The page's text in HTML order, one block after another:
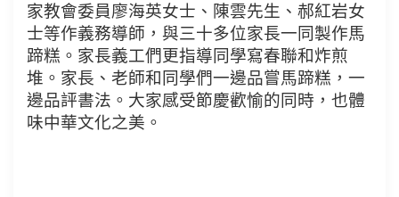
家教會委員廖海英女士、陳雲先生、郝紅岩女
士等作義務導師，與三十多位家長一同製作馬
蹄糕。家長義工們更指導同學寫春聯和炸煎
堆。家長、老師和同學們一邊品嘗馬蹄糕，一
邊品評書法。大家感受節慶歡愉的同時，也體
味中華文化之美。